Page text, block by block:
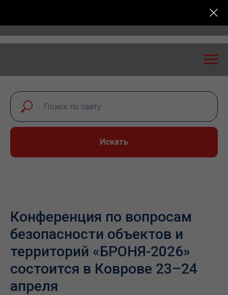
диалог – 2026» пройдет в Самаре 24-25 сентября
Искать
Конференция по вопросам
безопасности объектов и
территорий «БРОНЯ-2026»
состоится в Коврове 23–24
апреля